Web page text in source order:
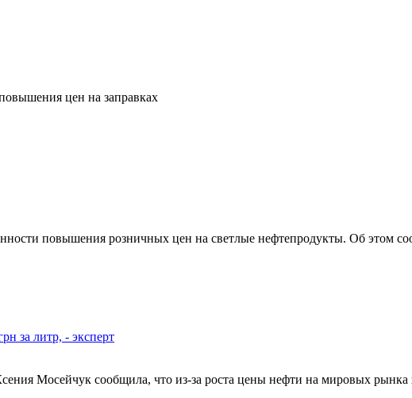
цен на заправках
повышения розничных цен на светлые нефтепродукты. Об этом
за литр, - эксперт
Мосейчук сообщила, что из-за роста цены нефти на мировых рынка